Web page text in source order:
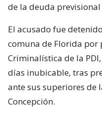
de la deuda
El acusado fue
comuna de Florida por
Criminalística de la
días inubicable, tras
ante sus superiores de
Concepción.